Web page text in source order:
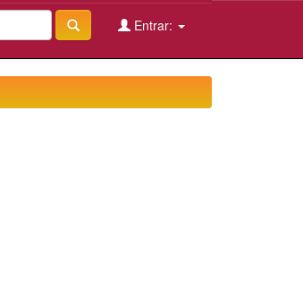
Entrar: